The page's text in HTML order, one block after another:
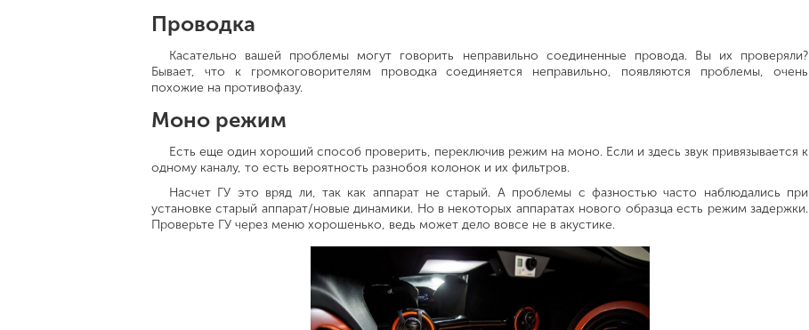
Проводка
Касательно вашей проблемы могут говорить неправильно соединенные провода. Вы их проверяли?
Бывает, что к громкоговорителям проводка соединяется неправильно, появляются проблемы, очень
похожие на противофазу.
Моно режим
Есть еще один хороший способ проверить, переключив режим на моно. Если и здесь звук привязывается к
одному каналу, то есть вероятность разнобоя колонок и их фильтров.
Насчет ГУ это вряд ли, так как аппарат не старый. А проблемы с фазностью часто наблюдались при
установке старый аппарат/новые динамики. Но в некоторых аппаратах нового образца есть режим задержки.
Проверьте ГУ через меню хорошенько, ведь может дело вовсе не в акустике.